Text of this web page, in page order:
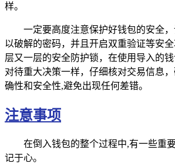
样。
一定要高度注意保护好钱包的安全
以破解的密码，并且开启双重验证等安
层又一层的安全防护锁，在使用导入的
对待重大决策一样，仔细核对交易信息
确性和安全性,避免出现任何差错。
注意事项
在倒入钱包的整个过程中,有一些重
记于心。